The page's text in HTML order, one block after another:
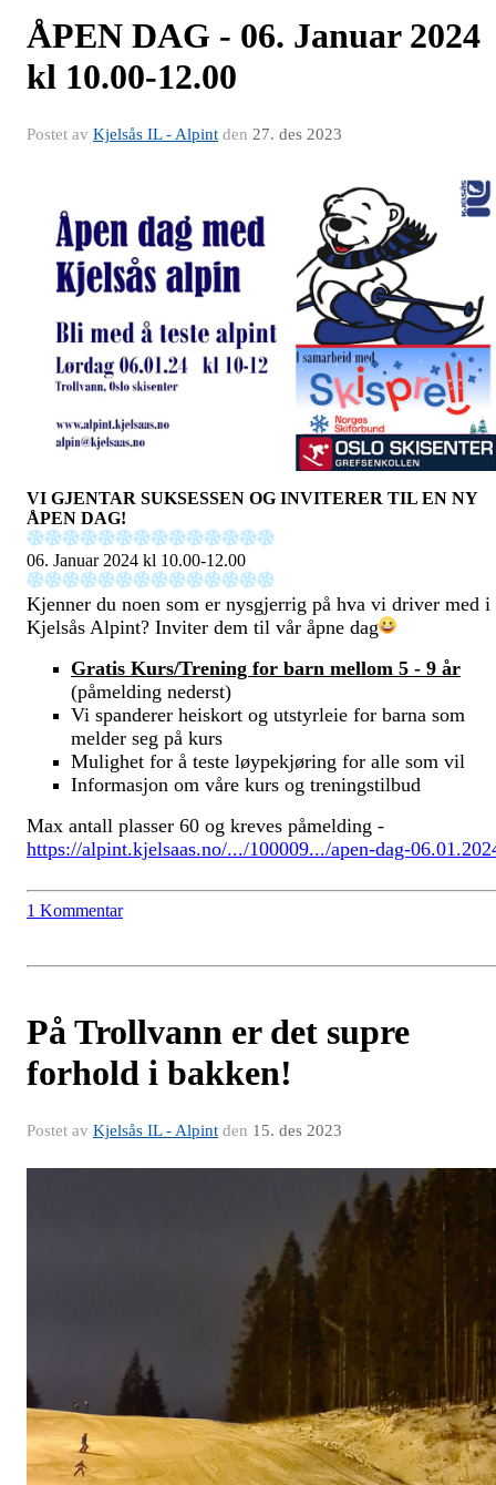
ÅPEN DAG - 06. Januar 2024
kl 10.00-12.00
Postet av Kjelsås IL - Alpint den 27. des 2023
VI GJENTAR SUKSESSEN OG INVITERER TIL EN NY
ÅPEN DAG!
06. Januar 2024 kl 10.00-12.00
Kjenner du noen som er nysgjerrig på hva vi driver med i
Kjelsås Alpint? Inviter dem til vår åpne dag
Gratis Kurs/Trening for barn mellom 5 - 9 år
(påmelding nederst)
Vi spanderer heiskort og utstyrleie for barna som
melder seg på kurs
Mulighet for å teste løypekjøring for alle som vil
Informasjon om våre kurs og treningstilbud
Max antall plasser 60 og kreves påmelding -
https://alpint.kjelsaas.no/.../100009.../apen-dag-
1 Kommentar
På Trollvann er det supre
forhold i bakken!
Postet av Kjelsås IL - Alpint den 15. des 2023